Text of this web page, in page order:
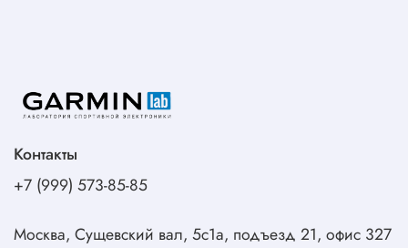
Контакты
+7 (999) 573-85-85
Москва, Сущевский вал, 5с1а, подъезд 21, офис 327